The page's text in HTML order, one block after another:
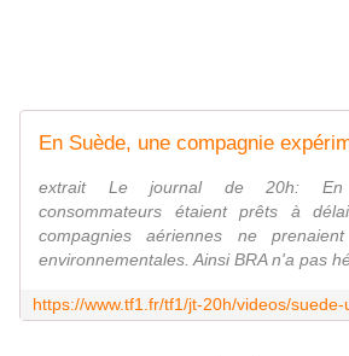
extrait Le journal de 20h: En
consommateurs étaient prêts à
compagnies aériennes ne
environnementales. Ainsi BRA n'a pas